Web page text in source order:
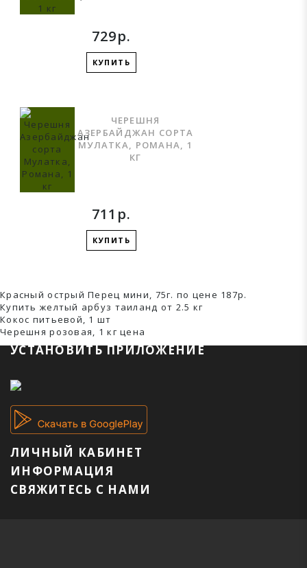
729р.
КУПИТЬ
ЧЕРЕШНЯ
АЗЕРБАЙДЖАН СОРТА
МУЛАТКА, РОМАНА, 1
КГ
711р.
КУПИТЬ
Красный острый Перец мини, 75г. по цене 187р.
Купить желтый арбуз таиланд от 2.5 кг
Кокос питьевой, 1 шт
Черешня розовая, 1 кг ценa
УСТАНОВИТЬ ПРИЛОЖЕНИЕ
ЛИЧНЫЙ КАБИНЕТ
ИНФОРМАЦИЯ
СВЯЖИТЕСЬ С НАМИ